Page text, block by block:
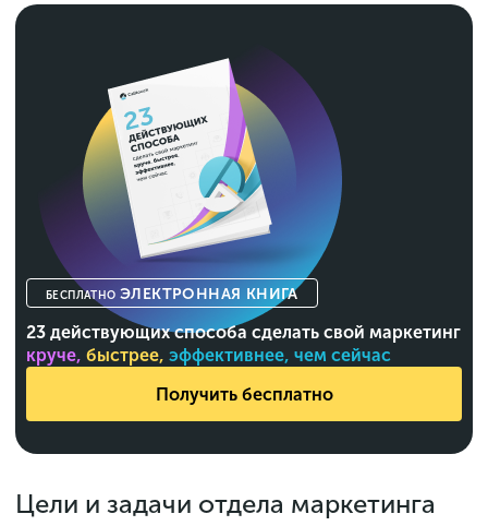
БЕСПЛАТНО ЭЛЕКТРОННАЯ КНИГА
23 действующих способа сделать свой маркетинг
круче, быстрее, эффективнее, чем сейчас
Получить бесплатно
Цели и задачи отдела маркетинга